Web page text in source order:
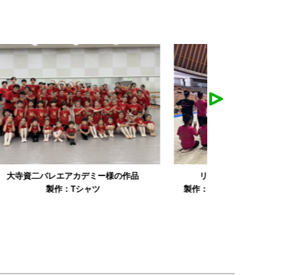
リュミエル新体操クラブ様の作品
製作：Tシャツ製作： パーカ・スウェット